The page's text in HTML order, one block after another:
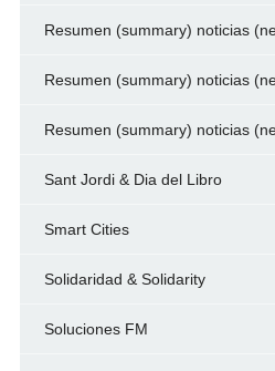
Resumen (summary) noticias
Resumen (summary) noticias
Resumen (summary) noticias
Sant Jordi & Dia del Libro
Smart Cities
Solidaridad & Solidarity
Soluciones FM